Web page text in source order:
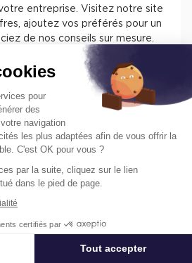
entreprise. Visitez notre site
ajoutez vos préférés pour un
de nos conseils sur mesure.
nous nous engageons à
sélection de l'espace parfait pour
nos annonces de
ou à vendre en France
votre entreprise.
de locaux en France présentent
concernant l’actif, des
pour
des
navigation
les plus adaptées afin de vous offrir la
C'est OK pour vous ?
par la suite, cliquez sur le lien
dans le pied de page.
certifiés par
Tout accepter